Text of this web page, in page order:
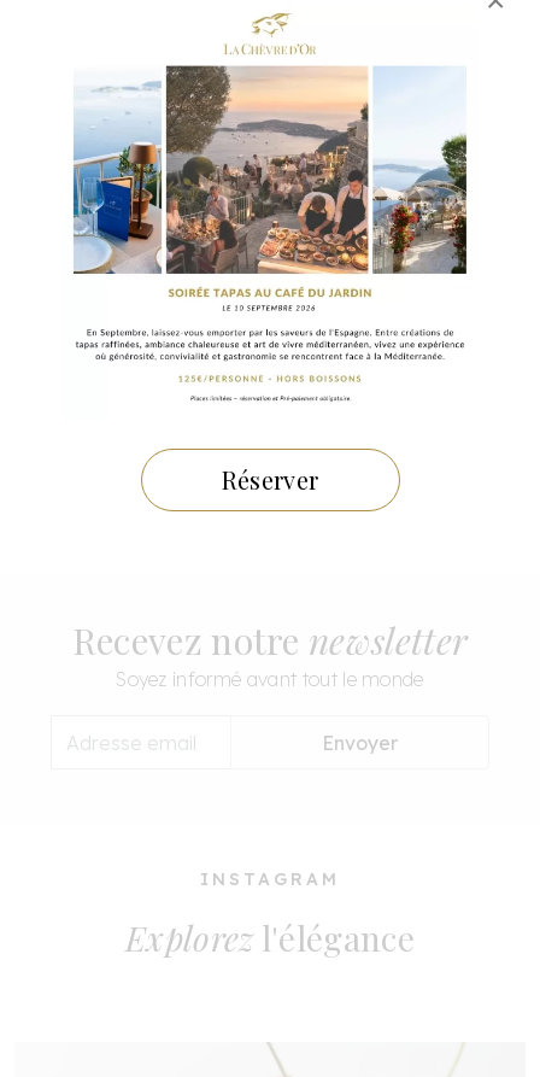
Réserver
Recevez notre newsletter
Soyez informé avant tout le monde
Envoyer
INSTAGRAM
Explorezl'élégance